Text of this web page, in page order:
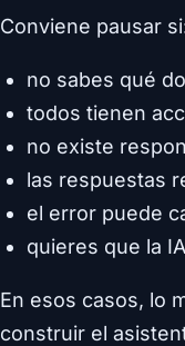
Conviene pausar
no sabes qué
todos tienen
no existe
las respuestas
el error puede
quieres que la
En esos casos, lo
construir el